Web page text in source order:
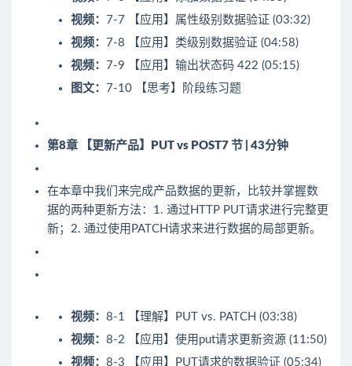
视频：
7-7 【应用】属性级别数据验证 (03:32)
视频：
7-8 【应用】类级别数据验证 (04:58)
视频：
7-9 【应用】输出状态码 422 (05:15)
图文：
7-10 【思考】阶段练习题
第8章 【更新产品】PUT vs POST7 节 | 43分钟
在本章中我们来完成产品数据的更新，比较并掌握数
据的两种更新方法：1. 通过HTTP PUT请求进行完整更
新；2. 通过使用PATCH请求来进行数据的局部更新。
视频： 8-1 【理解】PUT vs. PATCH (03:38)
视频： 8-2 【应用】使用put请求更新资源 (11:50)
视频： 8-3 【应用】PUT请求的数据验证 (05:34)